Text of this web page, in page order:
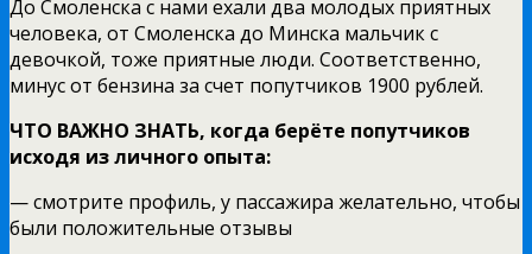
До Смоленска с нами ехали два молодых приятных
человека, от Смоленска до Минска мальчик с
девочкой, тоже приятные люди. Соответственно,
минус от бензина за счет попутчиков 1900 рублей.
ЧТО ВАЖНО ЗНАТЬ, когда берёте попутчиков
исходя из личного опыта:
— смотрите профиль, у пассажира желательно, чтобы
были положительные отзывы